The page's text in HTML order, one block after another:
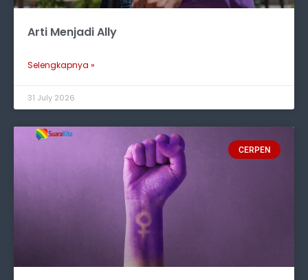
Arti Menjadi Ally
Selengkapnya »
31 July 2026
CERPEN